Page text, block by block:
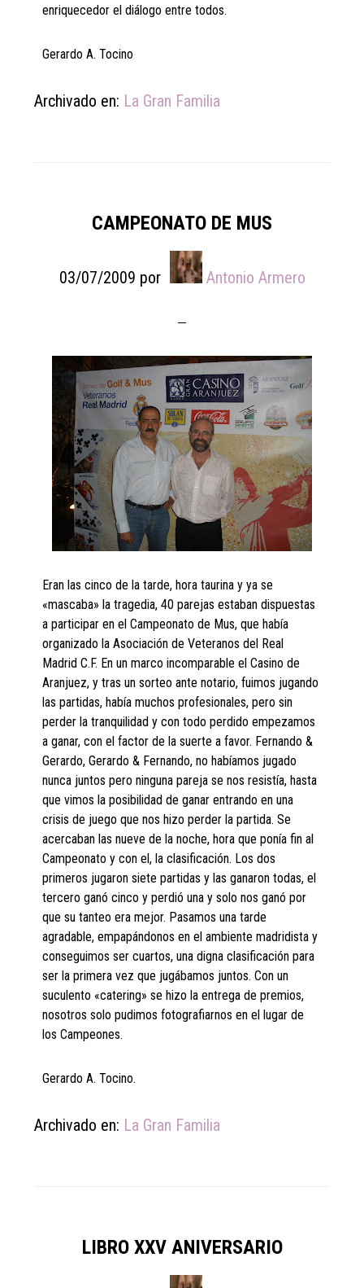
enriquecedor el diálogo entre todos.
Gerardo A. Tocino
Archivado en: La Gran Familia
CAMPEONATO DE MUS
03/07/2009 por Antonio Armero
Eran las cinco de la tarde, hora taurina y ya se
«mascaba» la tragedia, 40 parejas estaban dispuestas
a participar en el Campeonato de Mus, que había
organizado la Asociación de Veteranos del Real
Madrid C.F. En un marco incomparable el Casino de
Aranjuez, y tras un sorteo ante notario, fuimos jugando
las partidas, había muchos profesionales, pero sin
perder la tranquilidad y con todo perdido empezamos
a ganar, con el factor de la suerte a favor. Fernando &
Gerardo, Gerardo & Fernando, no habíamos jugado
nunca juntos pero ninguna pareja se nos resistía, hasta
que vimos la posibilidad de ganar entrando en una
crisis de juego que nos hizo perder la partida. Se
acercaban las nueve de la noche, hora que ponía fin al
Campeonato y con el, la clasificación. Los dos
primeros jugaron siete partidas y las ganaron todas, el
tercero ganó cinco y perdió una y solo nos ganó por
que su tanteo era mejor. Pasamos una tarde
agradable, empapándonos en el ambiente madridista y
conseguimos ser cuartos, una digna clasificación para
ser la primera vez que jugábamos juntos. Con un
suculento «catering» se hizo la entrega de premios,
nosotros solo pudimos fotografiarnos en el lugar de
los Campeones.
Gerardo A. Tocino.
Archivado en: La Gran Familia
LIBRO XXV ANIVERSARIO